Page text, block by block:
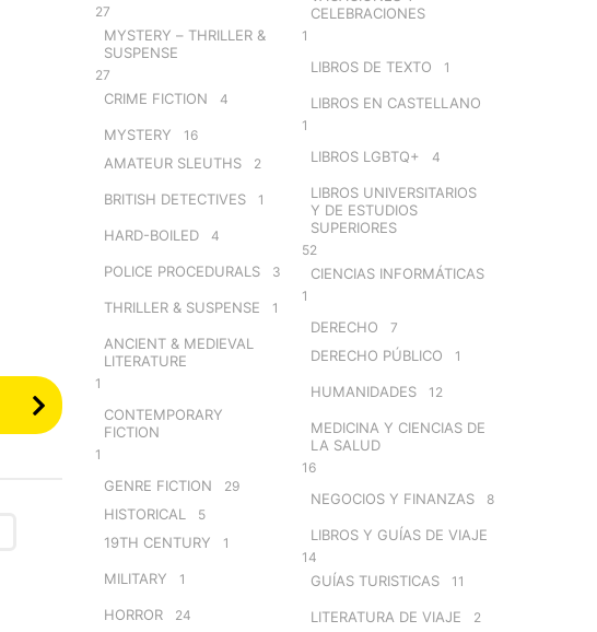
27
MYSTERY – THRILLER &
SUSPENSE
27
CRIME FICTION 4
MYSTERY 16
AMATEUR SLEUTHS 2
BRITISH DETECTIVES 1
HARD-BOILED 4
POLICE PROCEDURALS 3
THRILLER & SUSPENSE 1
ANCIENT & MEDIEVAL
LITERATURE
1
CONTEMPORARY
FICTION
1
GENRE FICTION 29
HISTORICAL 5
19TH CENTURY 1
MILITARY 1
HORROR 24
CELEBRACIONES
1
LIBROS DE TEXTO 1
LIBROS EN CASTELLANO
1
LIBROS LGBTQ+ 4
LIBROS UNIVERSITARIOS
Y DE ESTUDIOS
SUPERIORES
52
CIENCIAS INFORMÁTICAS
1
DERECHO 7
DERECHO PÚBLICO 1
HUMANIDADES 12
MEDICINA Y CIENCIAS DE
LA SALUD
16
NEGOCIOS Y FINANZAS 8
LIBROS Y GUÍAS DE VIAJE
14
GUÍAS TURISTICAS 11
LITERATURA DE VIAJE 2